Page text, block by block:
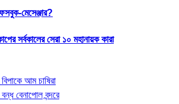
মেসেঞ্জার?
সর্বকালের সেরা ১০ মহানায়ক কারা
আম চাষিরা
বেনাপোল বন্দরে